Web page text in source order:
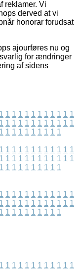
reklamer. Vi
derved at vi
honorar forudsat
ajourføres nu og
for ændringer
af sidens
1 1 1 1 1 1 1 1 1 1 1 1
1 1 1 1 1 1 1 1 1 1 1 1
1 1 1 1 1 1 1 1 1 1
1 1 1 1 1 1 1 1 1 1 1 1
1 1 1 1 1 1 1 1 1 1 1 1
1 1 1 1 1 1 1 1 1 1
1 1 1 1 1 1 1 1 1 1 1 1
1 1 1 1 1 1 1 1 1 1 1 1
1 1 1 1 1 1 1 1 1 1
1 1 1 1 1 1 1 1 1 1 1 1